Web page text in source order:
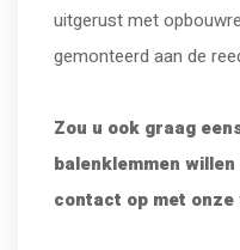
uitgerust met
gemonteerd aan de
Zou u ook graag
balenklemmen
contact op met